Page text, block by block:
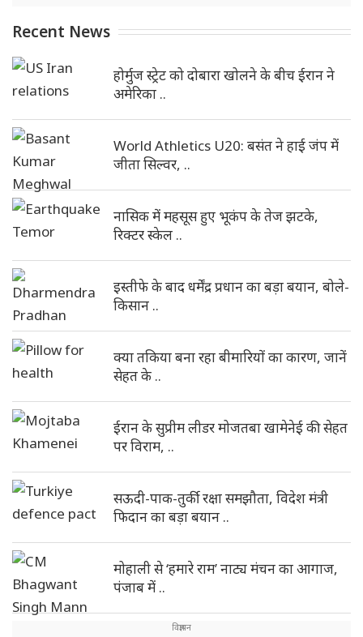
Recent News
होर्मुज स्ट्रेट को दोबारा खोलने के बीच ईरान ने
अमेरिका ..
World Athletics U20: बसंत ने हाई जंप में
जीता सिल्वर, ..
नासिक में महसूस हुए भूकंप के तेज झटके,
रिक्टर स्केल ..
इस्तीफे के बाद धर्मेंद्र प्रधान का बड़ा बयान, बोले-
किसान ..
क्या तकिया बना रहा बीमारियों का कारण, जानें
सेहत के ..
ईरान के सुप्रीम लीडर मोजतबा खामेनेई की सेहत
पर विराम, ..
सऊदी-पाक-तुर्की रक्षा समझौता, विदेश मंत्री
फिदान का बड़ा बयान ..
मोहाली से ‘हमारे राम’ नाट्य मंचन का आगाज,
पंजाब में ..